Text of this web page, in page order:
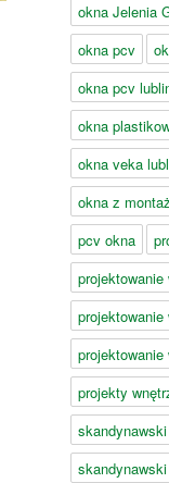
okna Jelenia
okna pcv
okna pcv
okna
okna veka
okna z
pcv okna
projekty